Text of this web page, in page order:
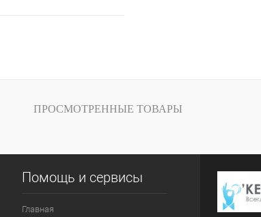
Сравнение
ПРОСМОТРЕННЫЕ ТОВАРЫ
Помощь и сервисы
Главная